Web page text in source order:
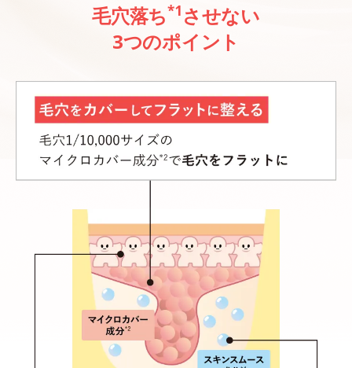
毛穴落ち*1 させない
3つのポイント